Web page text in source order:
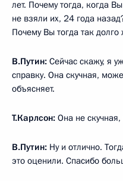
лет. Почему тогда, когда
не взяли их, 24 года
Почему Вы тогда так
В.Путин: Сейчас скажу, я
справку. Она скучная,
объясняет.
Т.Карлсон: Она не скучная,
В.Путин: Ну и отлично.
это оценили. Спасибо